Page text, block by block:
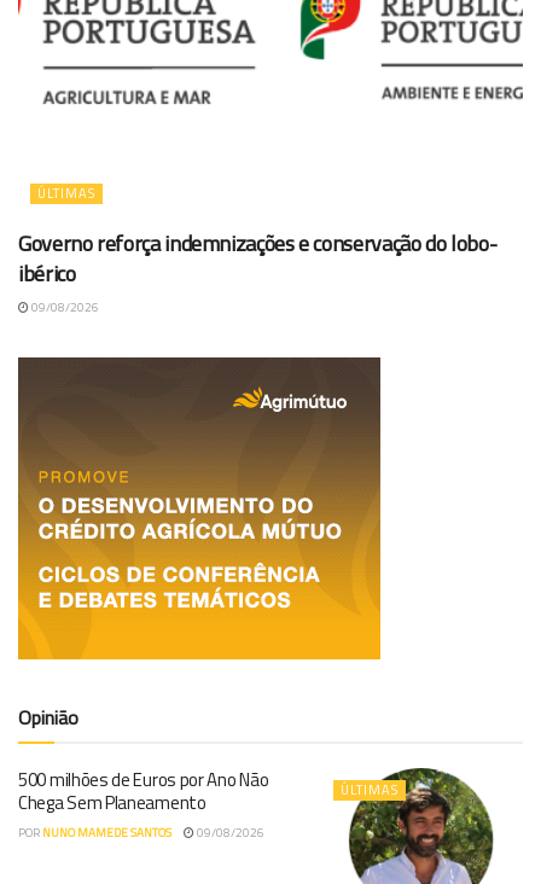
ÚLTIMAS
Governo reforça indemnizações e conservação do lobo-
ibérico
09/08/2026
Opinião
ÚLTIMAS
500 milhões de Euros por Ano Não
Chega Sem Planeamento
POR NUNO MAMEDE SANTOS 09/08/2026